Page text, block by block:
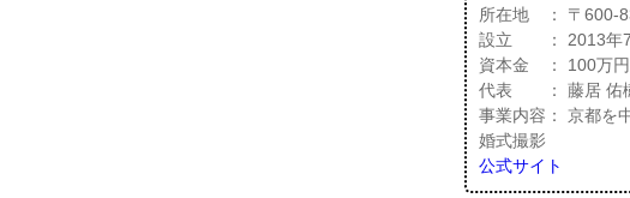
所在地 ： 〒600-
設立 ： 2013年7
資本金 ： 100万円
代表 ： 藤居 佑
事業内容： 京都を
婚式撮影
公式サイト